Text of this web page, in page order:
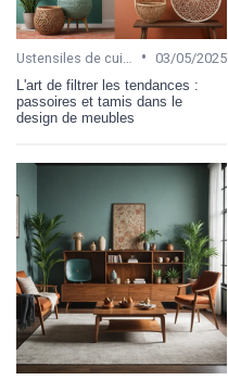
• 03/05/2025
L'art de filtrer les tendances :
passoires et tamis dans le
design de meubles